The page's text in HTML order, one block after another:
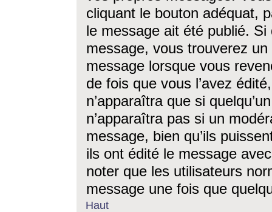
cliquant le bouton adéquat,
le message ait été publié. Si
message, vous trouverez
message lorsque vous
de fois que vous l’avez
n’apparaîtra que si
n’apparaîtra pas si un
message, bien qu’ils
ils ont édité le message
noter que les utilisateurs
message une fois que
Haut